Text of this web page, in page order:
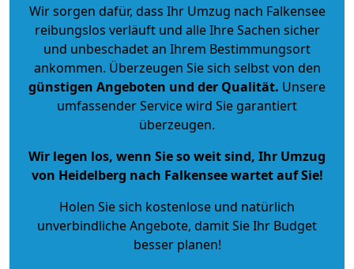
Wir sorgen dafür, dass Ihr Umzug nach Falkensee
reibungslos verläuft und alle Ihre Sachen sicher
und unbeschadet an Ihrem Bestimmungsort
ankommen. Überzeugen Sie sich selbst von den
günstigen Angeboten und der Qualität. Unsere
umfassender Service wird Sie garantiert
überzeugen.
Wir legen los, wenn Sie so weit sind, Ihr Umzug
von Heidelberg nach Falkensee wartet auf Sie!
Holen Sie sich kostenlose und natürlich
unverbindliche Angebote, damit Sie Ihr Budget
besser planen!